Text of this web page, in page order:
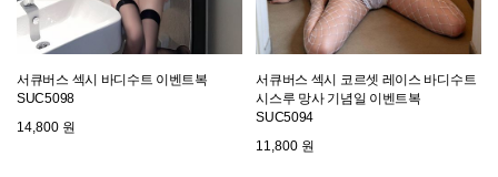
서큐버스 섹시 바디수트 이벤트복
SUC5098
14,800 원
서큐버스 섹시 코르셋 레이스 바디수트
시스루 망사 기념일 이벤트복
SUC5094
11,800 원